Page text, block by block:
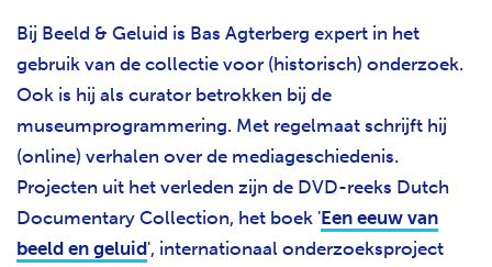
Bij Beeld & Geluid is Bas Agterberg expert in het
gebruik van de collectie voor (historisch) onderzoek.
Ook is hij als curator betrokken bij de
museumprogrammering. Met regelmaat schrijft hij
(online) verhalen over de mediageschiedenis.
Projecten uit het verleden zijn de DVD-reeks Dutch
Documentary Collection, het boek 'Een eeuw van
beeld en geluid', internationaal onderzoeksproject